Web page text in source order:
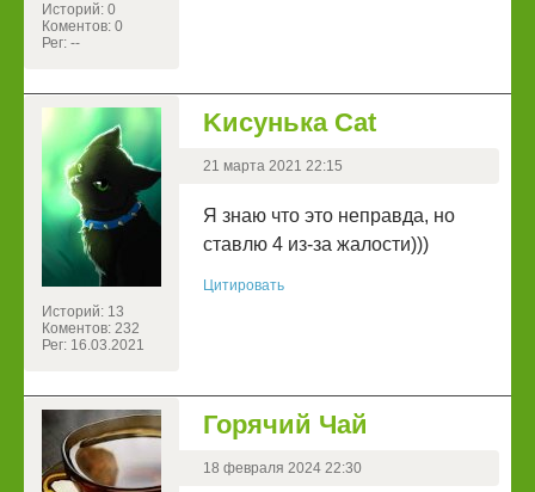
Историй: 0
Коментов: 0
Рег: --
Историй: 13
Коментов: 232
Рег: 16.03.2021
Kисунька Cat
21 марта 2021 22:15
Я знаю что это неправда, но
ставлю 4 из-за жалости)))
Цитировать
Горячий Чай
18 февраля 2024 22:30